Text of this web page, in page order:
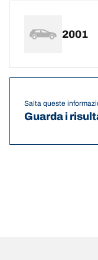
2001
Salta queste
Guarda i